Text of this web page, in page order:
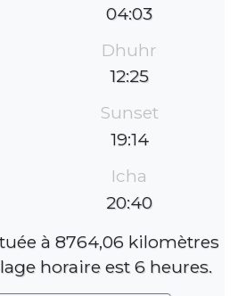
04:03
Dhuhr
12:25
Sunset
19:14
Icha
20:40
à 8764,06 kilomètres
horaire est 6 heures.